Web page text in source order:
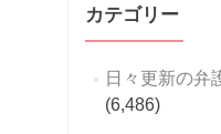
カテゴリー
日々更新の弁
(6,486)